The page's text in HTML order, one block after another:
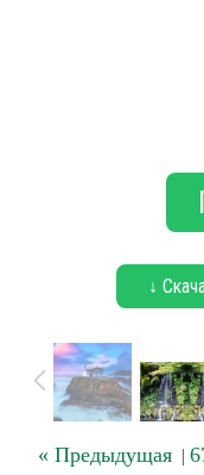
↓
« Предыдущая|